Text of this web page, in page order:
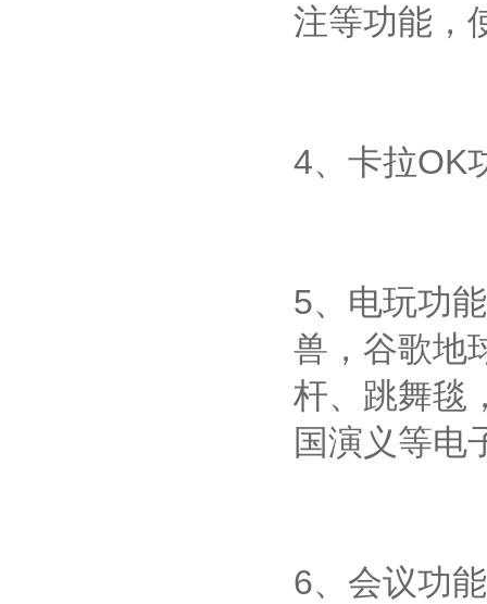
注等功能，
4、卡拉OK
5、电玩功
兽，谷歌地
杆、跳舞毯
国演义等电
6、会议功